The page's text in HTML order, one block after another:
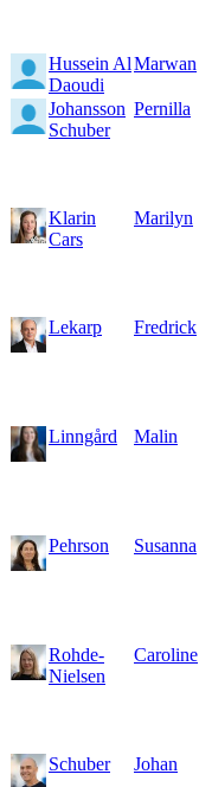
Hussein Al
Daoudi
Marwan
Johansson
Schuber
Pernilla
Klarin
Cars
Marilyn
Lekarp Fredrick
Linngård Malin
Pehrson Susanna
Rohde-
Nielsen
Caroline
Schuber Johan